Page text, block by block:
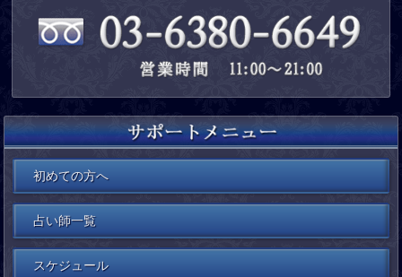
初めての方へ
占い師一覧
スケジュール